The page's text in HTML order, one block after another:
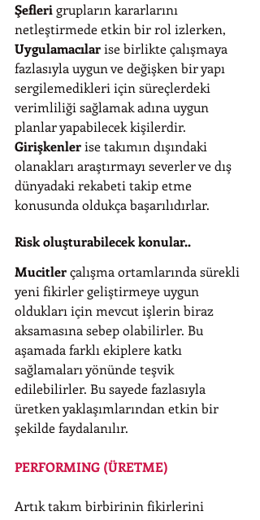
Şefleri grupların kararlarını
netleştirmede etkin bir rol izlerken,
Uygulamacılar ise birlikte çalışmaya
fazlasıyla uygun ve değişken bir yapı
sergilemedikleri için süreçlerdeki
verimliliği sağlamak adına uygun
planlar yapabilecek kişilerdir.
Girişkenler ise takımın dışındaki
olanakları araştırmayı severler ve dış
dünyadaki rekabeti takip etme
konusunda oldukça başarılıdırlar.
Risk oluşturabilecek konular..
Mucitler çalışma ortamlarında sürekli
yeni fikirler geliştirmeye uygun
oldukları için mevcut işlerin biraz
aksamasına sebep olabilirler. Bu
aşamada farklı ekiplere katkı
sağlamaları yönünde teşvik
edilebilirler. Bu sayede fazlasıyla
üretken yaklaşımlarından etkin bir
şekilde faydalanılır.
PERFORMING (ÜRETME)
Artık takım birbirinin fikirlerini